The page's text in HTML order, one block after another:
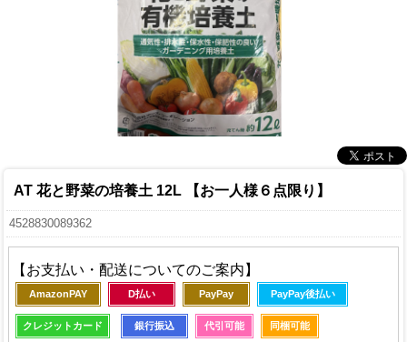
AT 花と野菜の培養土 12L 【お一人様６点限り】
4528830089362
【お支払い・配送についてのご案内】
AmazonPAY D払い PayPay PayPay後払い
クレジットカード 銀行振込 代引可能 同梱可能